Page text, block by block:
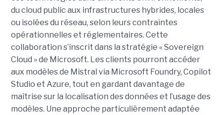
du cloud public aux infrastructures hybrides, locales
ou isolées du réseau, selon leurs contraintes
opérationnelles et réglementaires. Cette
collaboration s’inscrit dans la stratégie « Sovereign
Cloud » de Microsoft. Les clients pourront accéder
aux modèles de Mistral via Microsoft Foundry, Copilot
Studio et Azure, tout en gardant davantage de
maîtrise sur la localisation des données et l’usage des
modèles. Une approche particulièrement adaptée